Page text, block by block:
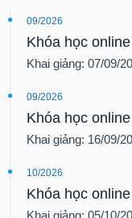
09/2026
Khóa học
Khai giảng: 07/09/
09/2026
Khóa học
Khai giảng: 16/09/
10/2026
Khóa học
Khai giảng: 05/10/